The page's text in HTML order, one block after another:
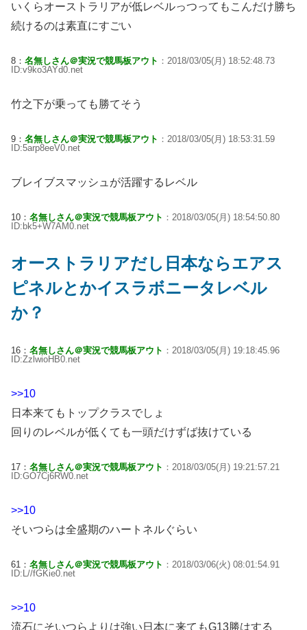
いくらオーストラリアが低レベルっつってもこんだけ勝ち
続けるのは素直にすごい
8： 名無しさん＠実況で競馬板アウト ：2018/03/05(月) 18:52:48.73
ID:v9ko3AYd0.net
竹之下が乗っても勝てそう
9： 名無しさん＠実況で競馬板アウト ：2018/03/05(月) 18:53:31.59
ID:5arp8eeV0.net
ブレイブスマッシュが活躍するレベル
10： 名無しさん＠実況で競馬板アウト ：2018/03/05(月) 18:54:50.80
ID:bk5+W7AM0.net
オーストラリアだし日本ならエアス
ピネルとかイスラボニータレベル
か？
16： 名無しさん＠実況で競馬板アウト ：2018/03/05(月) 19:18:45.96
ID:ZzlwioHB0.net
>>10
日本来てもトップクラスでしょ
回りのレベルが低くても一頭だけずば抜けている
17： 名無しさん＠実況で競馬板アウト ：2018/03/05(月) 19:21:57.21
ID:GO7Cj6RW0.net
>>10
そいつらは全盛期のハートネルぐらい
61： 名無しさん＠実況で競馬板アウト ：2018/03/06(火) 08:01:54.91
ID:L//fGKie0.net
>>10
流石にそいつらよりは強い日本に来てもG13勝はする